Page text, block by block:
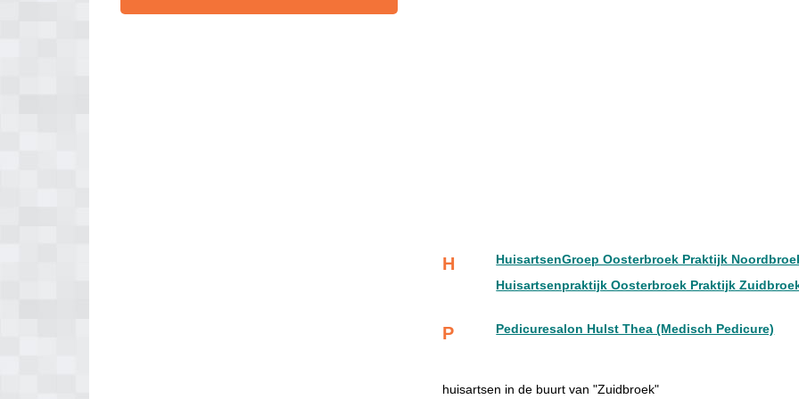
H
HuisartsenGroep Oosterbroek Praktijk
Huisartsenpraktijk Oosterbroek Praktijk
P Pedicuresalon Hulst Thea (Medisch Pedicure)
huisartsen in de buurt van "Zuidbroek"